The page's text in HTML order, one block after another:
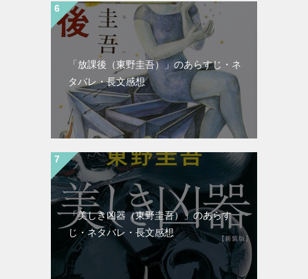
「放課後（東野圭吾）」のあらすじ・ネ
タバレ・長文感想
「美しき凶器（東野圭吾）」のあらす
じ・ネタバレ・長文感想